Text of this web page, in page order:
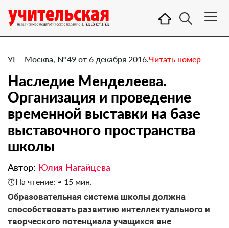
УГ - Москва, №49 от 6 декабря 2016.Читать номер
Наследие Менделеева.
Организация и проведение
временной выставки на базе
выставочного пространства
школы
Автор: Юлия Нагайцева
На чтение: ≈ 15 мин.
​Образовательная система школы должна
способствовать развитию интеллектуального и
творческого потенциала учащихся вне